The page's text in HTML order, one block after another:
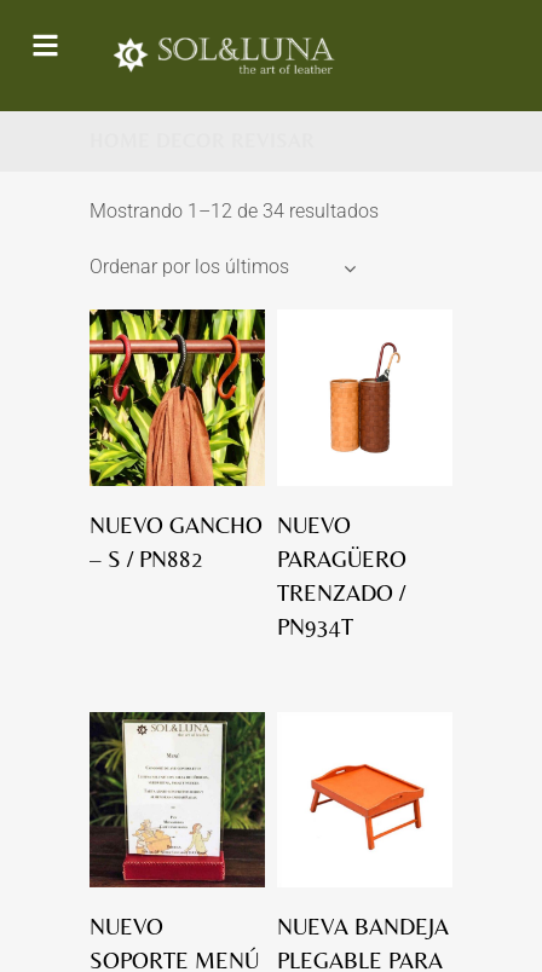
Mostrando 1–12 de 34 resultados
Ordenar por los últimos
NUEVO GANCHO
– S / PN882
NUEVO
PARAGÜERO
TRENZADO /
PN934T
NUEVO
SOPORTE MENÚ
NUEVA BANDEJA
PLEGABLE PARA